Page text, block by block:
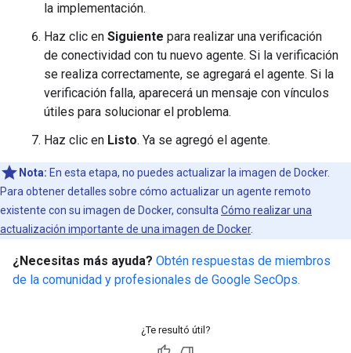
la implementación.
Haz clic en Siguiente para realizar una verificación
de conectividad con tu nuevo agente. Si la verificación
se realiza correctamente, se agregará el agente. Si la
verificación falla, aparecerá un mensaje con vínculos
útiles para solucionar el problema.
Haz clic en Listo. Ya se agregó el agente.
Nota: En esta etapa, no puedes actualizar la imagen de Docker.
Para obtener detalles sobre cómo actualizar un agente remoto
existente con su imagen de Docker, consulta Cómo realizar una
actualización importante de una imagen de Docker.
¿Necesitas más ayuda? Obtén respuestas de miembros
de la comunidad y profesionales de Google SecOps.
¿Te resultó útil?